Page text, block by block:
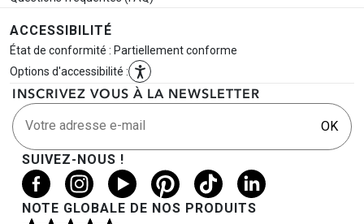
ACCESSIBILITÉ
État de conformité : Partiellement conforme
Options d'accessibilité :
INSCRIVEZ VOUS À LA NEWSLETTER
Votre adresse e-mail OK
SUIVEZ-NOUS !
NOTE GLOBALE DE NOS PRODUITS